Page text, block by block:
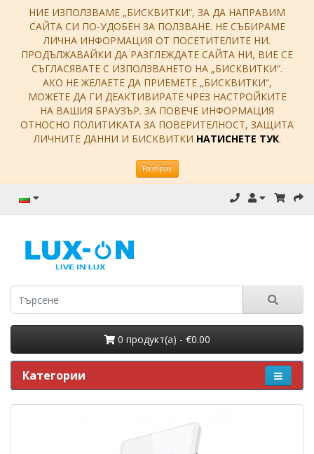
НИЕ ИЗПОЛЗВАМЕ „БИСКВИТКИ“, ЗА ДА НАПРАВИМ
САЙТА СИ ПО-УДОБЕН ЗА ПОЛЗВАНЕ. НЕ СЪБИРАМЕ
ЛИЧНА ИНФОРМАЦИЯ ОТ ПОСЕТИТЕЛИТЕ НИ.
ПРОДЪЛЖАВАЙКИ ДА РАЗГЛЕЖДАТЕ САЙТА НИ, ВИЕ СЕ
СЪГЛАСЯВАТЕ С ИЗПОЛЗВАНЕТО НА „БИСКВИТКИ“.
АКО НЕ ЖЕЛАЕТЕ ДА ПРИЕМЕТЕ „БИСКВИТКИ“,
МОЖЕТЕ ДА ГИ ДЕАКТИВИРАТЕ ЧРЕЗ НАСТРОЙКИТЕ
НА ВАШИЯ БРАУЗЪР. ЗА ПОВЕЧЕ ИНФОРМАЦИЯ
ОТНОСНО ПОЛИТИКАТА ЗА ПОВЕРИТЕЛНОСТ, ЗАЩИТА
ЛИЧНИТЕ ДАННИ И БИСКВИТКИ НАТИСНЕТЕ ТУК.
Разбрах
0 продукт(a) - €0.00
Категории